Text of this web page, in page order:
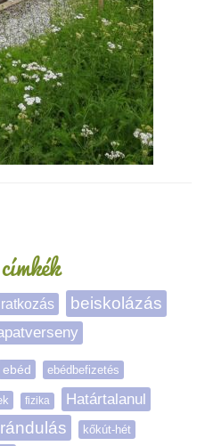
beiskolázás
ebéd ebédbefizetés
fizika Határtalanul
kőkút-hét